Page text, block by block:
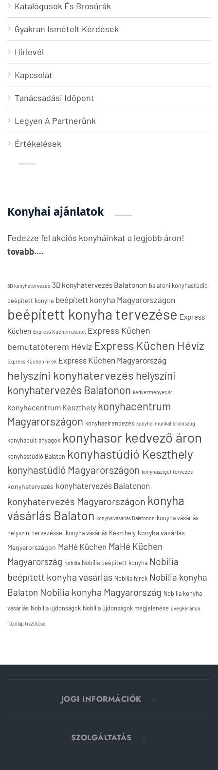
Katalógusok És Brosúrák
Gyakran Ismételt Kérdések
Hírlevél
Kapcsolat
Tanácsadási Időpont
Legyen A Partnerünk
Értékelések
Konyhai ajánlatok
Fedezze fel akciós konyháinkat a legjobb áron!
tovabb....
3D konyhatervezés 3D konyhatervezés Balatonon balatoni konyhastúdió
beépített konyha beépített konyha Magyarországon
beépített konyha tervezése Express
Küchen Express Küchen akciók Express Küchen
bemutatóterem Hévíz Express Küchen Hévíz
Express Küchen hírek Express Küchen Magyarország
helyszíni konyhatervezés helyszíni
konyhatervezés Balatonon kedvezményes ár
konyhacentrum Keszthely konyhacentrum
Magyarországon konyhaelrendezés konyhai munkaháromszög
konyhapult anyagok konyhasor kedvező áron
konyhastúdió Balaton konyhastúdió Keszthely
konyhastúdió Magyarországon konyhasziget tervezés
konyhatervezés konyhatervezés Balatonon
konyhatervezés Magyarországon konyha
vásárlás Balaton konyha vásárlás Balatonon konyha vásárlás
helyszíni tervezéssel konyha vásárlás Keszthely konyha vásárlás
Magyarországon MaHé Küchen MaHé Küchen
Magyarország Nobilia Nobilia beépített konyha Nobilia
beépített konyha vásárlás Nobilia hírek Nobilia konyha
Balaton Nobilia konyha Magyarország Nobilia konyha
vásárlás Nobilia újdonságok Nobilia újdonságok megjelenése üvegkerámia
főzőlap tisztítása
JOGI INFORMÁCIÓK
SZOLGÁLTATÁS